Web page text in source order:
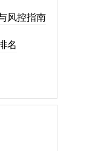
风控指南
名